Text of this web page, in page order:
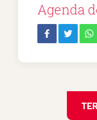
Agenda